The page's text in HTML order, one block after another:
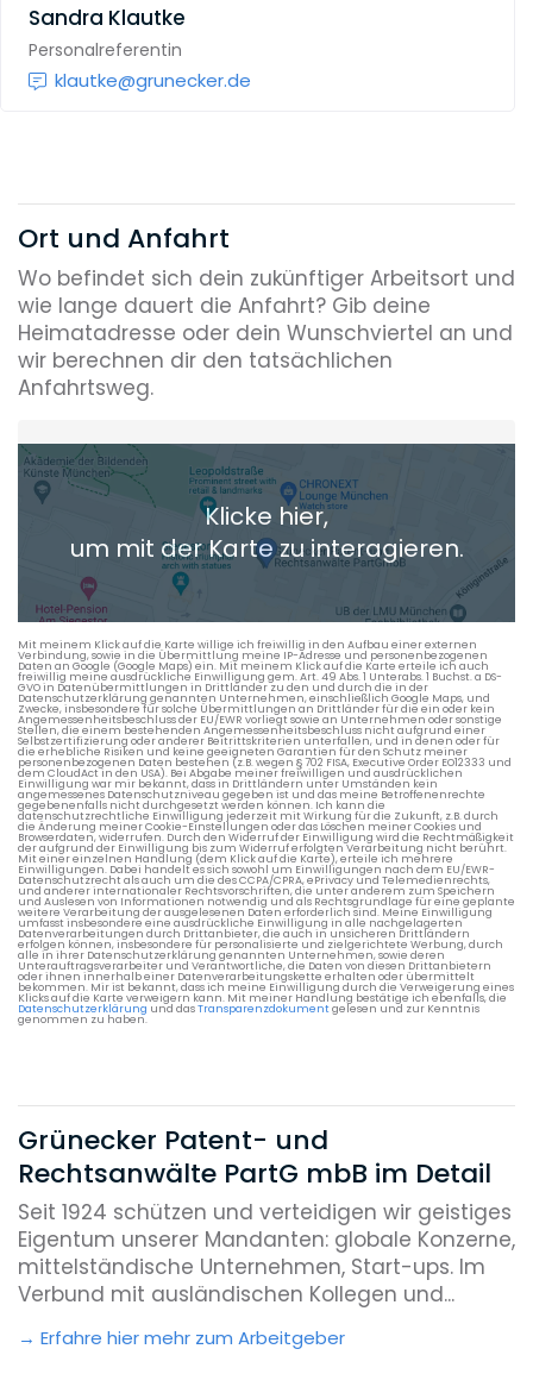
Sandra Klautke
Personalreferentin
klautke@grunecker.de
Ort und Anfahrt
Wo befindet sich dein zukünftiger Arbeitsort und
wie lange dauert die Anfahrt? Gib deine
Heimatadresse oder dein Wunschviertel an und
wir berechnen dir den tatsächlichen
Anfahrtsweg.
Heimatadresse oder Wunschort
+ Aktuellen Standort hinzufügen
Die berechneten Anreisezeiten basieren auf den
Verkehrsdaten eines typischen Dienstag morgens um 8:30.
Klicke hier,
um mit der Karte zu interagieren.
Mit meinem Klick auf die Karte willige ich freiwillig in den Aufbau einer externen
Verbindung, sowie in die Übermittlung meine IP-Adresse und personenbezogenen
Daten an Google (Google Maps) ein. Mit meinem Klick auf die Karte erteile ich auch
freiwillig meine ausdrückliche Einwilligung gem. Art. 49 Abs. 1 Unterabs. 1 Buchst. a DS-
GVO in Datenübermittlungen in Drittländer zu den und durch die in der
Datenschutzerklärung genannten Unternehmen, einschließlich Google Maps, und
Zwecke, insbesondere für solche Übermittlungen an Drittländer für die ein oder kein
Angemessenheitsbeschluss der EU/EWR vorliegt sowie an Unternehmen oder sonstige
Stellen, die einem bestehenden Angemessenheitsbeschluss nicht aufgrund einer
Selbstzertifizierung oder anderer Beitrittskriterien unterfallen, und in denen oder für
die erhebliche Risiken und keine geeigneten Garantien für den Schutz meiner
personenbezogenen Daten bestehen (z.B. wegen § 702 FISA, Executive Order EO12333 und
dem CloudAct in den USA). Bei Abgabe meiner freiwilligen und ausdrücklichen
Einwilligung war mir bekannt, dass in Drittländern unter Umständen kein
angemessenes Datenschutzniveau gegeben ist und das meine Betroffenenrechte
gegebenenfalls nicht durchgesetzt werden können. Ich kann die
datenschutzrechtliche Einwilligung jederzeit mit Wirkung für die Zukunft, z.B. durch
die Änderung meiner Cookie-Einstellungen oder das Löschen meiner Cookies und
Browserdaten, widerrufen. Durch den Widerruf der Einwilligung wird die Rechtmäßigkeit
der aufgrund der Einwilligung bis zum Widerruf erfolgten Verarbeitung nicht berührt.
Mit einer einzelnen Handlung (dem Klick auf die Karte), erteile ich mehrere
Einwilligungen. Dabei handelt es sich sowohl um Einwilligungen nach dem EU/EWR-
Datenschutzrecht als auch um die des CCPA/CPRA, ePrivacy und Telemedienrechts,
und anderer internationaler Rechtsvorschriften, die unter anderem zum Speichern
und Auslesen von Informationen notwendig und als Rechtsgrundlage für eine geplante
weitere Verarbeitung der ausgelesenen Daten erforderlich sind. Meine Einwilligung
umfasst insbesondere eine ausdrückliche Einwilligung in alle nachgelagerten
Datenverarbeitungen durch Drittanbieter, die auch in unsicheren Drittländern
erfolgen können, insbesondere für personalisierte und zielgerichtete Werbung, durch
alle in ihrer Datenschutzerklärung genannten Unternehmen, sowie deren
Unterauftragsverarbeiter und Verantwortliche, die Daten von diesen Drittanbietern
oder ihnen innerhalb einer Datenverarbeitungskette erhalten oder übermittelt
bekommen. Mir ist bekannt, dass ich meine Einwilligung durch die Verweigerung eines
Klicks auf die Karte verweigern kann. Mit meiner Handlung bestätige ich ebenfalls, die
Datenschutzerklärung und dasTransparenzdokumentgelesen und zur Kenntnis
genommen zu haben.
Grünecker Patent- und
Rechtsanwälte PartG mbB im Detail
Seit 1924 schützen und verteidigen wir geistiges
Eigentum unserer Mandanten: globale Konzerne,
mittelständische Unternehmen, Start-ups. Im
Verbund mit ausländischen Kollegen und...
Erfahre hier mehr zum Arbeitgeber